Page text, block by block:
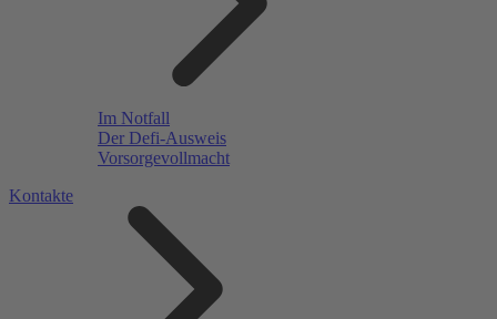
Im Notfall
Der Defi-Ausweis
Vorsorgevollmacht
Kontakte